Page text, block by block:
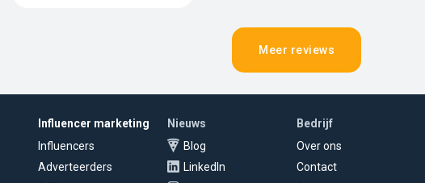
Meer reviews
Influencer marketing
Influencers
Adverteerders
Nieuws
Blog
LinkedIn
Bedrijf
Over ons
Contact